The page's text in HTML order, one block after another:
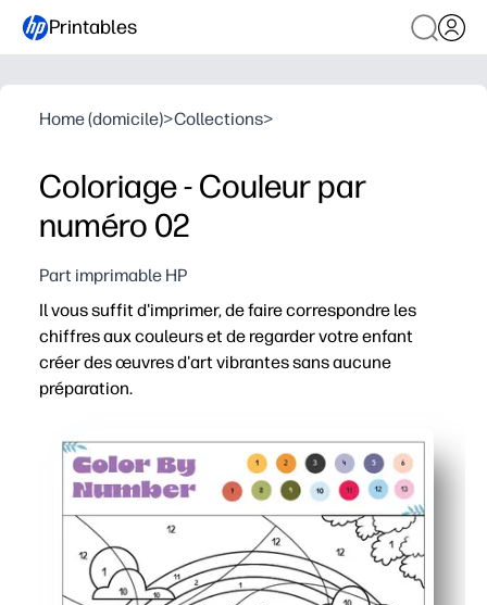
Printables
Home (domicile)>Collections>
Coloriage - Couleur par
numéro 02
Part imprimable HP
Il vous suffit d'imprimer, de faire correspondre les
chiffres aux couleurs et de regarder votre enfant
créer des œuvres d'art vibrantes sans aucune
préparation.
Renforcer la reconnaissance des nombres, la
La conception autovérifiante favorise la
Prêt à imprimer et à transporter pour la maison, la
Augmente la confiance au fur et à mesure que